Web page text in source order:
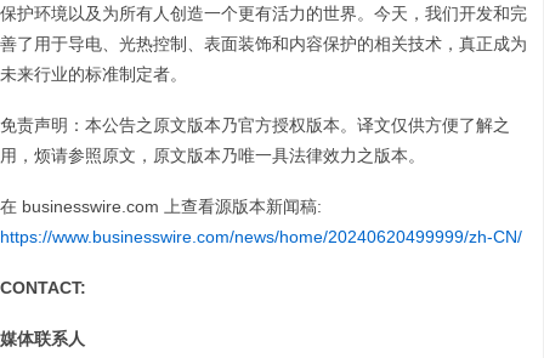
保护环境以及为所有人创造一个更有活力的世界。今天，我们开发和完
善了用于导电、光热控制、表面装饰和内容保护的相关技术，真正成为
未来行业的标准制定者。
免责声明：本公告之原文版本乃官方授权版本。译文仅供方便了解之
用，烦请参照原文，原文版本乃唯一具法律效力之版本。
在 businesswire.com 上查看源版本新闻稿:
https://www.businesswire.com/news/home/20240620499999/zh-CN/
CONTACT:
媒体联系人